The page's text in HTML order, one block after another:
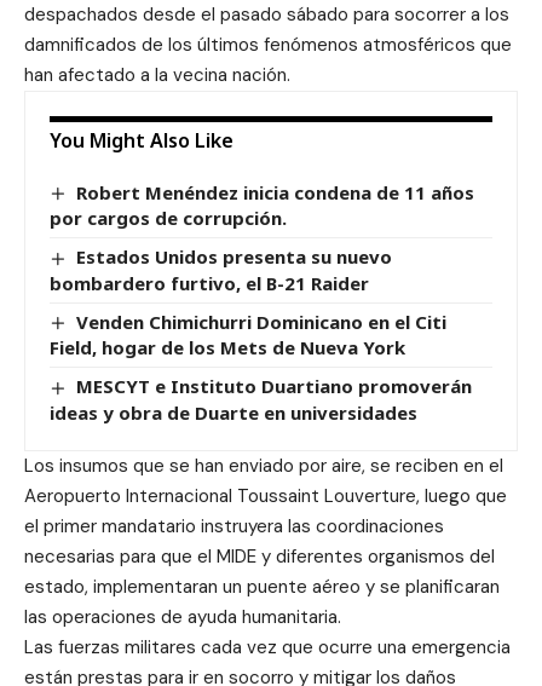
despachados desde el pasado sábado para socorrer a los
damnificados de los últimos fenómenos atmosféricos que
han afectado a la vecina nación.
You Might Also Like
Robert Menéndez inicia condena de 11 años
por cargos de corrupción.
Estados Unidos presenta su nuevo
bombardero furtivo, el B-21 Raider
Venden Chimichurri Dominicano en el Citi
Field, hogar de los Mets de Nueva York
MESCYT e Instituto Duartiano promoverán
ideas y obra de Duarte en universidades
Los insumos que se han enviado por aire, se reciben en el
Aeropuerto Internacional Toussaint Louverture, luego que
el primer mandatario instruyera las coordinaciones
necesarias para que el MIDE y diferentes organismos del
estado, implementaran un puente aéreo y se planificaran
las operaciones de ayuda humanitaria.
Las fuerzas militares cada vez que ocurre una emergencia
están prestas para ir en socorro y mitigar los daños